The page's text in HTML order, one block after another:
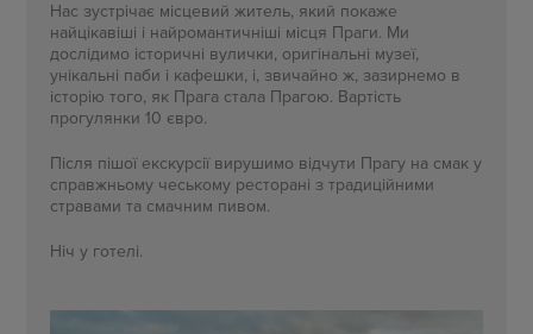
Нас зустрічає місцевий житель, який покаже
найцікавіші і найромантичніші місця Праги. Ми
дослідимо історичні вулички, оригінальні музеї,
унікальні паби і кафешки, і, звичайно ж, зазирнемо в
історію того, як Прага стала Прагою. Вартість
прогулянки 10 євро.
Після пішої екскурсії вирушимо відчути Прагу на смак у
справжньому чеському ресторані з традиційними
стравами та смачним пивом.
Ніч у готелі.